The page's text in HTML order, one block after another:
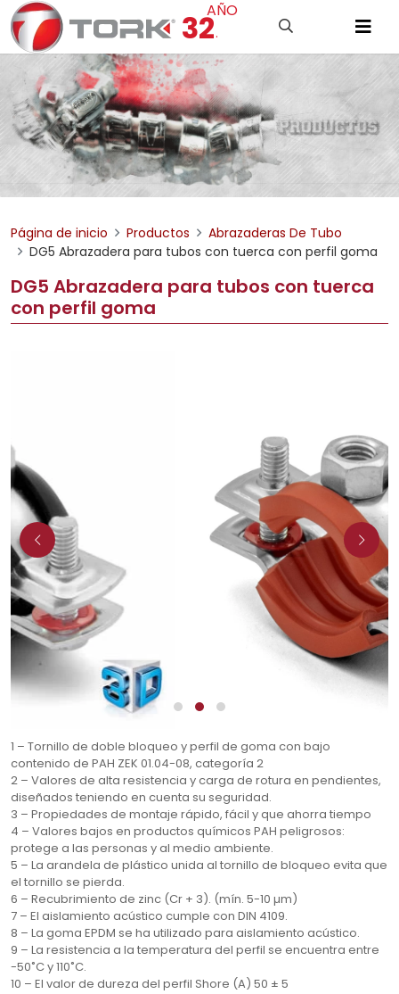
32.
AÑO
Página de inicio Productos
Abrazaderas De Tubo
DG5 Abrazadera para tubos con tuerca con perfil goma
DG5 Abrazadera para tubos con tuerca
con perfil goma
1 – Tornillo de doble bloqueo y perfil de goma con bajo
contenido de PAH ZEK 01.04-08, categoría 2
2 – Valores de alta resistencia y carga de rotura en pendientes,
diseñados teniendo en cuenta su seguridad.
3 – Propiedades de montaje rápido, fácil y que ahorra tiempo
4 – Valores bajos en productos químicos PAH peligrosos:
protege a las personas y al medio ambiente.
5 – La arandela de plástico unida al tornillo de bloqueo evita que
el tornillo se pierda.
6 – Recubrimiento de zinc (Cr + 3). (mín. 5-10 µm)
7 – El aislamiento acústico cumple con DIN 4109.
8 – La goma EPDM se ha utilizado para aislamiento acústico.
9 – La resistencia a la temperatura del perfil se encuentra entre
-50˚C y 110˚C.
10 – El valor de dureza del perfil Shore (A) 50 ± 5